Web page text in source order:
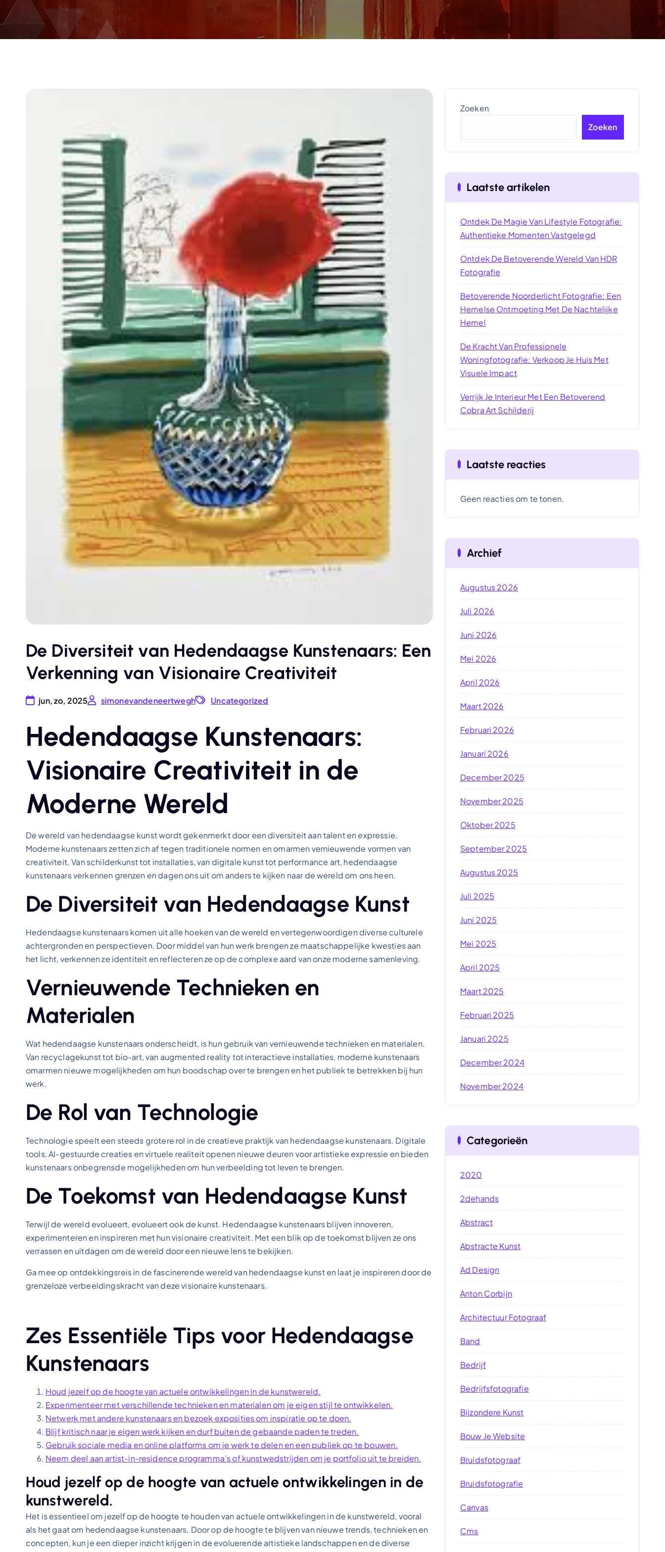
De Diversiteit van Hedendaagse Kunstenaars: Een
Verkenning van Visionaire Creativiteit
jun, zo, 2025 simonevandeneertwegh Uncategorized
Hedendaagse Kunstenaars:
Visionaire Creativiteit in de
Moderne Wereld
De wereld van hedendaagse kunst wordt gekenmerkt door een diversiteit aan talent en expressie.
Moderne kunstenaars zetten zich af tegen traditionele normen en omarmen vernieuwende vormen van
creativiteit. Van schilderkunst tot installaties, van digitale kunst tot performance art, hedendaagse
kunstenaars verkennen grenzen en dagen ons uit om anders te kijken naar de wereld om ons heen.
De Diversiteit van Hedendaagse Kunst
Hedendaagse kunstenaars komen uit alle hoeken van de wereld en vertegenwoordigen diverse culturele
achtergronden en perspectieven. Door middel van hun werk brengen ze maatschappelijke kwesties aan
het licht, verkennen ze identiteit en reflecteren ze op de complexe aard van onze moderne samenleving.
Vernieuwende Technieken en
Materialen
Wat hedendaagse kunstenaars onderscheidt, is hun gebruik van vernieuwende technieken en materialen.
Van recyclagekunst tot bio-art, van augmented reality tot interactieve installaties, moderne kunstenaars
omarmen nieuwe mogelijkheden om hun boodschap over te brengen en het publiek te betrekken bij hun
werk.
De Rol van Technologie
Technologie speelt een steeds grotere rol in de creatieve praktijk van hedendaagse kunstenaars. Digitale
tools, AI-gestuurde creaties en virtuele realiteit openen nieuwe deuren voor artistieke expressie en bieden
kunstenaars onbegrensde mogelijkheden om hun verbeelding tot leven te brengen.
De Toekomst van Hedendaagse Kunst
Terwijl de wereld evolueert, evolueert ook de kunst. Hedendaagse kunstenaars blijven innoveren,
experimenteren en inspireren met hun visionaire creativiteit. Met een blik op de toekomst blijven ze ons
verrassen en uitdagen om de wereld door een nieuwe lens te bekijken.
Ga mee op ontdekkingsreis in de fascinerende wereld van hedendaagse kunst en laat je inspireren door de
grenzeloze verbeeldingskracht van deze visionaire kunstenaars.
Zes Essentiële Tips voor Hedendaagse
Kunstenaars
Houd jezelf op de hoogte van actuele ontwikkelingen in de kunstwereld.
Experimenteer met verschillende technieken en materialen om je eigen stijl te ontwikkelen.
Netwerk met andere kunstenaars en bezoek exposities om inspiratie op te doen.
Blijf kritisch naar je eigen werk kijken en durf buiten de gebaande paden te treden.
Gebruik sociale media en online platforms om je werk te delen en een publiek op te bouwen.
Neem deel aan artist-in-residence programma’s of kunstwedstrijden om je portfolio uit te breiden.
Houd jezelf op de hoogte van actuele ontwikkelingen in de
kunstwereld.
Het is essentieel om jezelf op de hoogte te houden van actuele ontwikkelingen in de kunstwereld, vooral
als het gaat om hedendaagse kunstenaars. Door op de hoogte te blijven van nieuwe trends, technieken en
concepten, kun je een dieper inzicht krijgen in de evoluerende artistieke landschappen en de diverse
Zoeken
Zoeken
Laatste artikelen
Ontdek De Magie Van Lifestyle Fotografie:
Authentieke Momenten Vastgelegd
Ontdek De Betoverende Wereld Van HDR
Fotografie
Betoverende Noorderlicht Fotografie: Een
Hemelse Ontmoeting Met De Nachtelijke
Hemel
De Kracht Van Professionele
Woningfotografie: Verkoop Je Huis Met
Visuele Impact
Verrijk Je Interieur Met Een Betoverend
Cobra Art Schilderij
Laatste reacties
Geen reacties om te tonen.
Archief
Augustus 2026
Juli 2026
Juni 2026
Mei 2026
April 2026
Maart 2026
Februari 2026
Januari 2026
December 2025
November 2025
Oktober 2025
September 2025
Augustus 2025
Juli 2025
Juni 2025
Mei 2025
April 2025
Maart 2025
Februari 2025
Januari 2025
December 2024
November 2024
Categorieën
2020
2dehands
Abstract
Abstracte Kunst
Ad Design
Anton Corbijn
Architectuur Fotograaf
Band
Bedrijf
Bedrijfsfotografie
Bijzondere Kunst
Bouw Je Website
Bruidsfotograaf
Bruidsfotografie
Canvas
Cms